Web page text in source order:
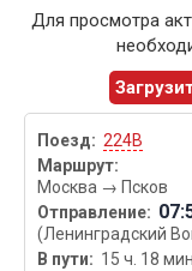
Для просмотра
224В
Москва → Псков
(Ленинградский
15 ч. 18